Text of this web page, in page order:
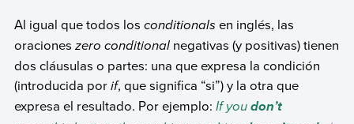
Al igual que todos los conditionals en inglés, las
oraciones zero conditional negativas (y positivas) tienen
dos cláusulas o partes: una que expresa la condición
(introducida porif, que significa “si”) y la otra que
expresa el resultado. Por ejemplo: If you don’t